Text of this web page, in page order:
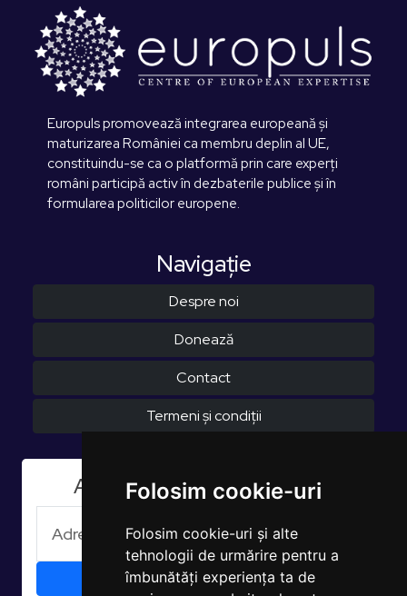
Folosim cookie-uri
Folosim cookie-uri și alte
tehnologii de urmărire pentru a
îmbunătăți experiența ta de
Europuls promovează integrarea europeană și
maturizarea României ca membru deplin al UE,
constituindu-se ca o platformă prin care experți
români participă activ în dezbaterile publice și în
formularea politicilor europene.
Navigaţie
Despre noi
Donează
Contact
Termeni și condiții
Aboneaza-te la Newsletter